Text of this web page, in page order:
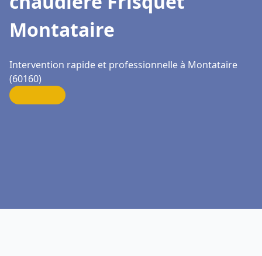
Montataire
Intervention rapide et professionnelle à Montataire
(60160)